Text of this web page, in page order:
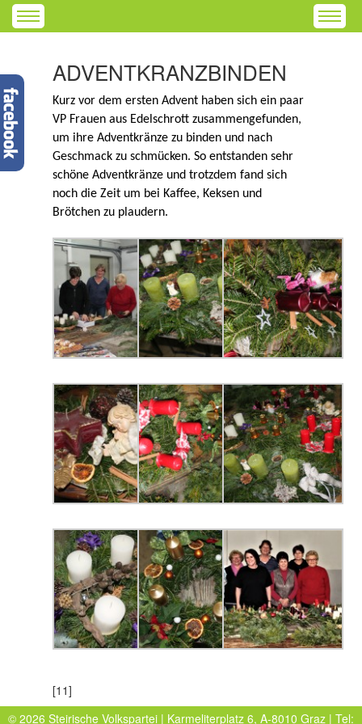
ADVENTKRANZBINDEN
Kurz vor dem ersten Advent haben sich ein paar
VP Frauen aus Edelschrott zusammengefunden,
um ihre Adventkränze zu binden und nach
Geschmack zu schmücken. So entstanden sehr
schöne Adventkränze und trotzdem fand sich
noch die Zeit um bei Kaffee, Keksen und
Brötchen zu plaudern.
[11]
© 2026 Steirische Volkspartei | Karmeliterplatz 6, A-8010 Graz | Tel: